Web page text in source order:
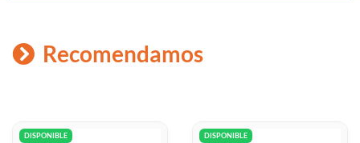
Recomendamos
DISPONIBLE DISPONIBLE